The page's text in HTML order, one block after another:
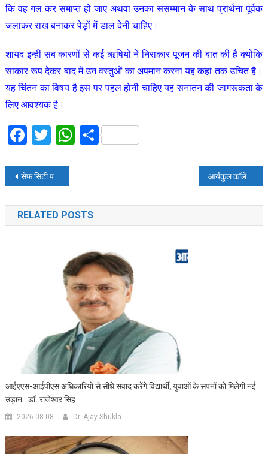
कि वह गल कर समाप्त हो जाए अथवा उनका ससम्मान के साथ प्रार्थना पूर्वक
जलाकर राख बनाकर पेड़ों में डाल देनी चाहिए।
शायद इन्हीं सब कारणों से कई ऋषियों ने निराकार पूजन की बात की है क्योंकि
साकार रूप देकर बाद में उन वस्तुओं का अपमान करना यह कहां तक उचित है।
यह चिंतन का विषय है इस पर पहल होनी चाहिए यह सनातन की जागरूकता के
लिए आवश्यक है।
Facebook
Twitter
WhatsApp
Share
Post
navigation
सेफ सिटी परियोजना के तहत सुरक्षा व्यवस्था के दृष्टिगत लखनऊ में हो रहा चौतरफा कार्य आर्यकुल कॉलेज का वार्षिक कार्यक्रम ‘आर्योदय 2023’ आयोजित हुआ
RELATED POSTS
आईएएस-आईपीएस अधिकारियों से सीधे संवाद करेंगे विद्यार्थी, युवाओं के सपनों को मिलेगी नई
उड़ान : डॉ. राजेश्वर सिंह
2026-08-08 Dr. Ajay Shukla